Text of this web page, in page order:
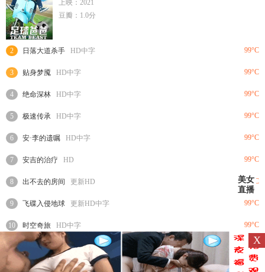
上映：2021
豆瓣：1.0分
2 日落大道杀手 HD中字 99°C
3 贴身梦魇 HD中字 99°C
4 绝命深林 HD中字 99°C
5 极速传承 HD中字 99°C
6 安·李的遗嘱 HD中字 99°C
7 安吉的治疗 HD 99°C
8 出不去的房间 更新HD 99°C
9 飞碟入侵地球 更新HD中字 99°C
10 时空奇旅 HD中字 99°C
Copyright © 2018~2020 · 88影视网备案号：陕ICP备17000448号-2
美女
直播
X